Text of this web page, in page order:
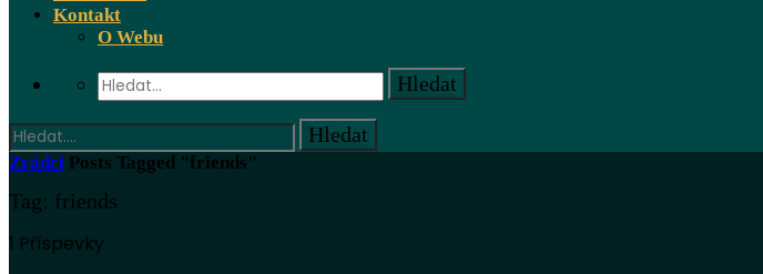
Kontakt
O Webu
Zrádci Posts Tagged "friends"
Tag: friends
1 Příspevky